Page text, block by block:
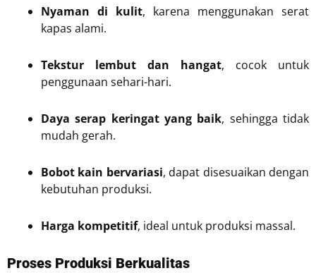
Nyaman di kulit, karena menggunakan serat
kapas alami.
Tekstur lembut dan hangat, cocok untuk
penggunaan sehari-hari.
Daya serap keringat yang baik, sehingga tidak
mudah gerah.
Bobot kain bervariasi, dapat disesuaikan dengan
kebutuhan produksi.
Harga kompetitif, ideal untuk produksi massal.
Proses Produksi Berkualitas